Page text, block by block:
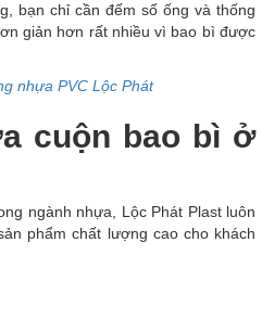
bạn chỉ cần đếm số ống và thống
giản hơn rất nhiều vì bao bì được
nhựa PVC Lộc Phát
cuộn bao bì ở
ngành nhựa, Lộc Phát Plast luôn
phẩm chất lượng cao cho khách